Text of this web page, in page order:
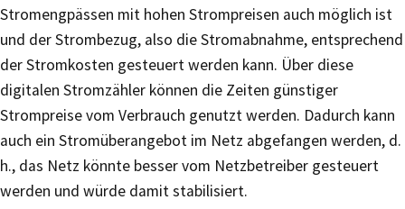
Stromengpässen mit hohen Strompreisen auch möglich ist
und der Strombezug, also die Stromabnahme, entsprechend
der Stromkosten gesteuert werden kann. Über diese
digitalen Stromzähler können die Zeiten günstiger
Strompreise vom Verbrauch genutzt werden. Dadurch kann
auch ein Stromüberangebot im Netz abgefangen werden, d.
h., das Netz könnte besser vom Netzbetreiber gesteuert
werden und würde damit stabilisiert.